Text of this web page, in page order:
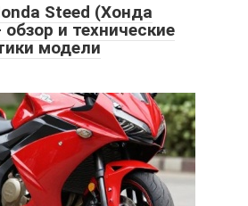
Steed (Хонда
и технические
модели